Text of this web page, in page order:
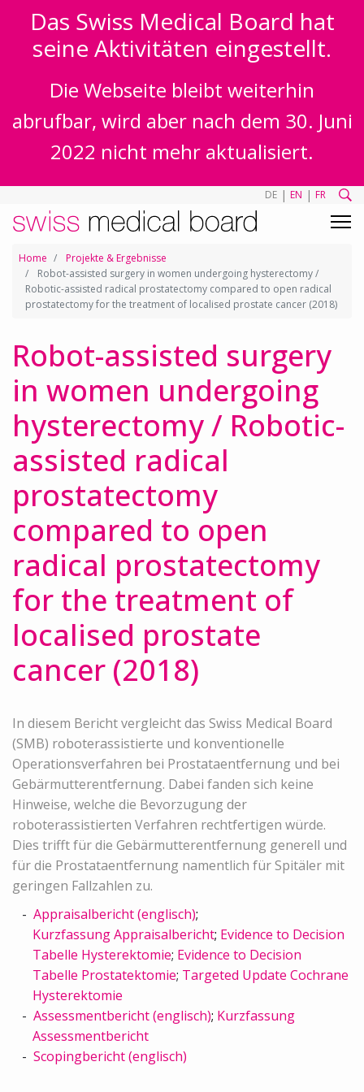
Das Swiss Medical Board hat
seine Aktivitäten eingestellt.
Die Webseite bleibt weiterhin
abrufbar, wird aber nach dem 30. Juni
2022 nicht mehr aktualisiert.
DE | EN | FR
Home
Projekte & Ergebnisse
Robot-assisted surgery in women undergoing hysterectomy /
Robotic-assisted radical prostatectomy compared to open radical
prostatectomy for the treatment of localised prostate cancer (2018)
Robot-assisted surgery
in women undergoing
hysterectomy / Robotic-
assisted radical
prostatectomy
compared to open
radical prostatectomy
for the treatment of
localised prostate
cancer (2018)
In diesem Bericht vergleicht das Swiss Medical Board
(SMB) roboterassistierte und konventionelle
Operationsverfahren bei Prostataentfernung und bei
Gebärmutterentfernung. Dabei fanden sich keine
Hinweise, welche die Bevorzugung der
roboterassistierten Verfahren rechtfertigen würde.
Dies trifft für die Gebärmutterentfernung generell und
für die Prostataentfernung namentlich für Spitäler mit
geringen Fallzahlen zu.
Appraisalbericht (englisch);
Kurzfassung Appraisalbericht; Evidence to Decision
Tabelle Hysterektomie; Evidence to Decision
Tabelle Prostatektomie; Targeted Update Cochrane
Hysterektomie
Assessmentbericht (englisch); Kurzfassung
Assessmentbericht
Scopingbericht (englisch)